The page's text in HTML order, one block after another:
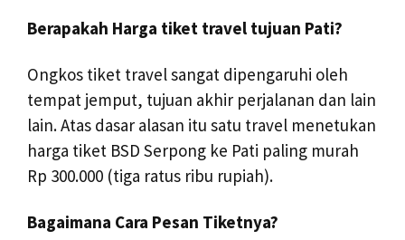
Berapakah Harga tiket travel tujuan Pati?
Ongkos tiket travel sangat dipengaruhi oleh
tempat jemput, tujuan akhir perjalanan dan lain
lain. Atas dasar alasan itu satu travel menetukan
harga tiket BSD Serpong ke Pati paling murah
Rp 300.000 (tiga ratus ribu rupiah).
Bagaimana Cara Pesan Tiketnya?